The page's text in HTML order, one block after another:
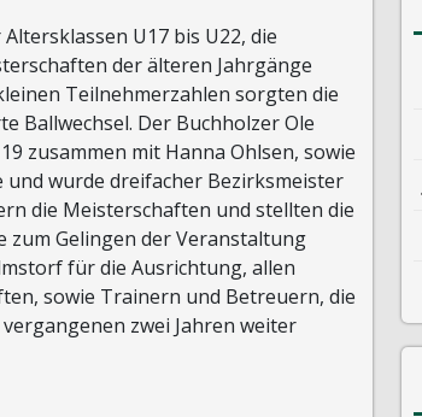
U17 bis U22, die
der älteren Jahrgänge
Teilnehmerzahlen sorgten die
Ballwechsel. Der Buchholzer Ole
zusammen mit Hanna Ohlsen, sowie
wurde dreifacher Bezirksmeister
die Meisterschaften und stellten die
zum Gelingen der Veranstaltung
für die Ausrichtung, allen
sowie Trainern und Betreuern, die
zwei Jahren weiter